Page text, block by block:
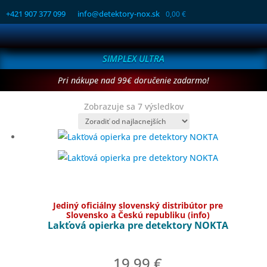
+421 907 377 099 info@detektory-nox.sk 0,00€
SIMPLEX ULTRA
Pri nákupe nad 99€ doručenie zadarmo!
Zobrazuje sa 7 výsledkovZoradené
podľa
ceny:
najnižšej
Jediný oficiálny slovenský distribútor pre
Slovensko a Českú republiku (info)
Lakťová opierka pre detektory NOKTA